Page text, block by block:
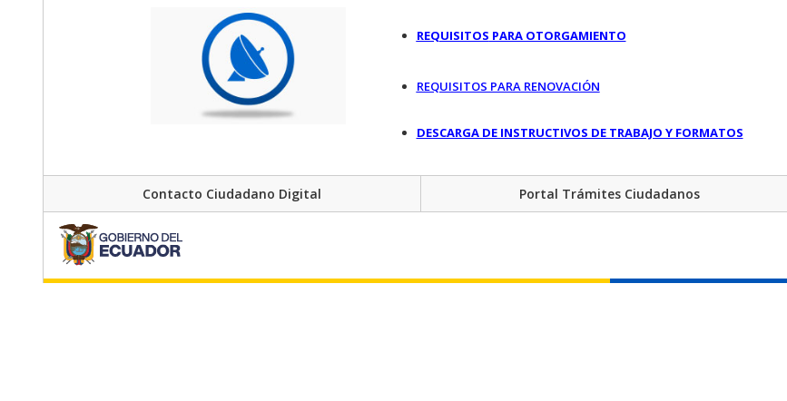
REQUISITOS PARA OTORGAMIENTO
REQUISITOS PARA RENOVACIÓN
DESCARGA DE INSTRUCTIVOS DE TRABAJO Y FORMATOS
Contacto Ciudadano Digital Portal Trámites Ciudadanos